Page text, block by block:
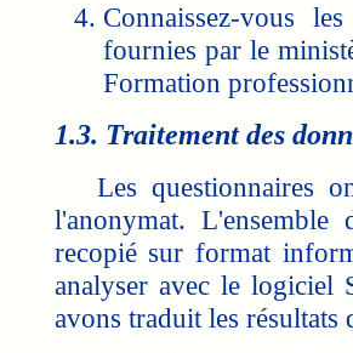
Connaissez-vous
fournies par le
Formation
1.3. Traitement des
Les questionnaires
l'anonymat. L'ensemble
recopié sur format
analyser avec le logiciel
avons traduit les résultats